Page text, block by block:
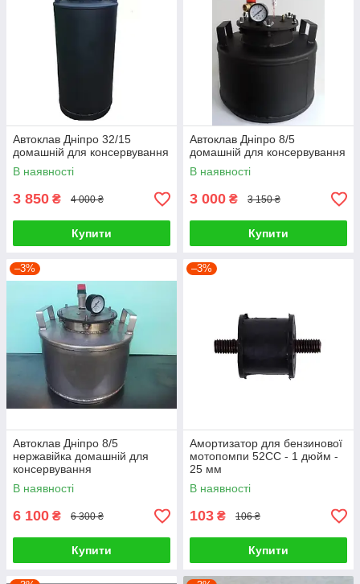
Автоклав Дніпро 32/15
домашній для консервування
В наявності
3 850 ₴ 4 000 ₴
Купити
Автоклав Дніпро 8/5
домашній для консервування
В наявності
3 000 ₴ 3 150 ₴
Купити
–3%
Автоклав Дніпро 8/5
нержавійка домашній для
консервування
В наявності
6 100 ₴ 6 300 ₴
Купити
–3%
Амортизатор для бензинової
мотопомпи 52СС - 1 дюйм -
25 мм
В наявності
103 ₴ 106 ₴
Купити